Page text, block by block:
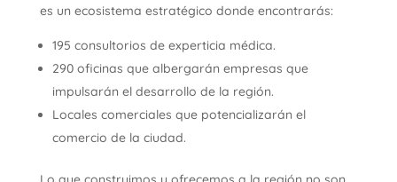
es un ecosistema estratégico donde encontrarás:
195 consultorios de experticia médica.
290 oficinas que albergarán empresas que
impulsarán el desarrollo de la región.
Locales comerciales que potencializarán el
comercio de la ciudad.